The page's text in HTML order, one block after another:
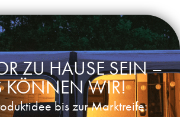
ZU HAUSE SEIN –
KÖNNEN WIR!
bis zur Marktreife: